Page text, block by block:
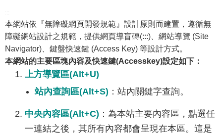
:::
本網站依『無障礙網頁開發規範』設計原則而建置，遵循無
障礙網站設計之規範，提供網頁導盲磚(:::)、網站導覽 (Site
Navigator)、鍵盤快速鍵 (Access Key) 等設計方式。
本網站的主要區塊內容及快速鍵(Accesskey)設定如下：
上方導覽區(Alt+U)
站內查詢區(Alt+S) ：站內關鍵字查詢。
中央內容區(Alt+C) ：為本站主要內容區，點選任
一連結之後，其所有內容都會呈現在本區。這是